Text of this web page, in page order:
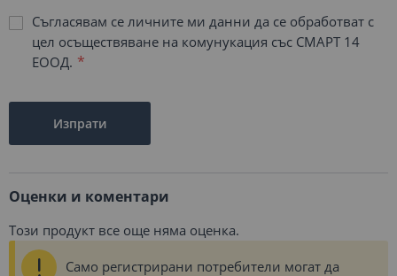
Съгласявам се личните ми данни да се обработват с
цел осъществяване на комунукация със СМАРТ 14
ЕООД.
Изпрати
Оценки и коментари
Този продукт все още няма оценка.
Само регистрирани потребители могат да